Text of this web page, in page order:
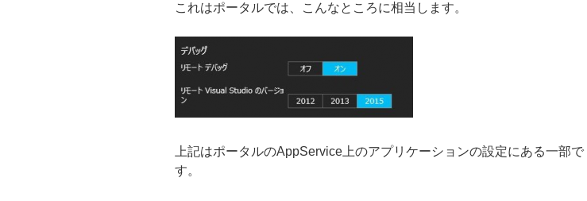
これはポータルでは、こんなところに相当します。
上記はポータルのAppService上のアプリケーションの設定にある一部で
す。